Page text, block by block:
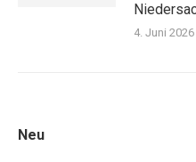
4. Juni 2026
Neu